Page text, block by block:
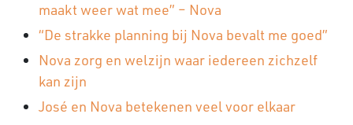
maakt weer wat mee” – Nova
“De strakke planning bij Nova bevalt me goed”
Nova zorg en welzijn waar iedereen zichzelf
kan zijn
José en Nova betekenen veel voor elkaar